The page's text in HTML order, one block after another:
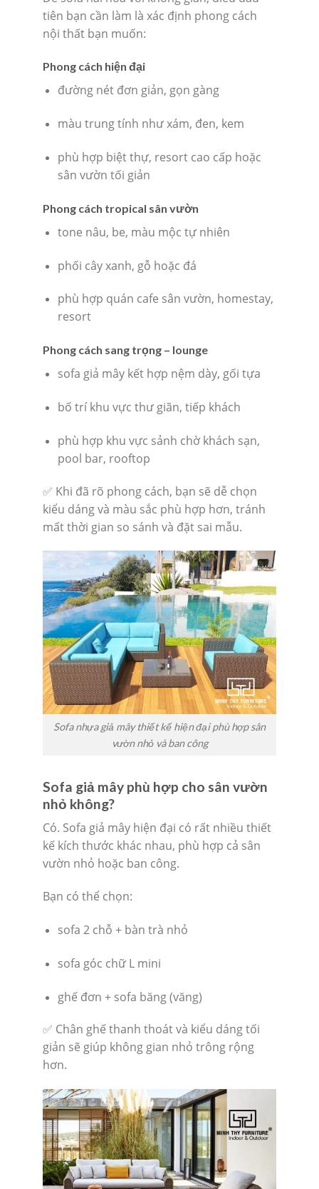
tiên bạn cần làm là xác định phong cách
nội thất bạn muốn:
Phong cách hiện đại
đường nét đơn giản, gọn gàng
màu trung tính như xám, đen, kem
phù hợp biệt thự, resort cao cấp hoặc
sân vườn tối giản
Phong cách tropical sân vườn
tone nâu, be, màu mộc tự nhiên
phối cây xanh, gỗ hoặc đá
phù hợp quán cafe sân vườn, homestay,
resort
Phong cách sang trọng – lounge
sofa giả mây kết hợp nệm dày, gối tựa
bố trí khu vực thư giãn, tiếp khách
phù hợp khu vực sảnh chờ khách sạn,
pool bar, rooftop
✅ Khi đã rõ phong cách, bạn sẽ dễ chọn
kiểu dáng và màu sắc phù hợp hơn, tránh
mất thời gian so sánh và đặt sai mẫu.
Sofa nhựa giả mây thiết kế hiện đại phù hợp sân
vườn nhỏ và ban công
Sofa giả mây phù hợp cho sân vườn
nhỏ không?
Có. Sofa giả mây hiện đại có rất nhiều thiết
kế kích thước khác nhau, phù hợp cả sân
vườn nhỏ hoặc ban công.
Bạn có thể chọn:
sofa 2 chỗ + bàn trà nhỏ
sofa góc chữ L mini
ghế đơn + sofa băng (văng)
✅ Chân ghế thanh thoát và kiểu dáng tối
giản sẽ giúp không gian nhỏ trông rộng
hơn.